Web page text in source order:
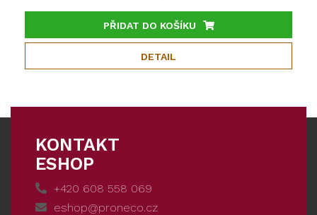
PŘIDAT DO KOŠÍKU
DETAIL
KONTAKT
ESHOP
+420 608 558 069
eshop@proneco.cz